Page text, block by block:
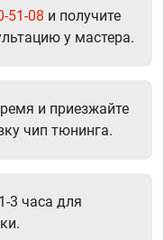
51-08 и получите
у мастера.
и приезжайте
чип тюнинга.
3 часа для